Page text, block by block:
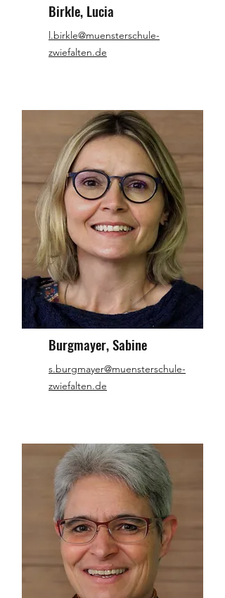
Birkle, Lucia
l.birkle@muensterschule-
zwiefalten.de
Burgmayer, Sabine
s.burgmayer@muensterschule-
zwiefalten.de